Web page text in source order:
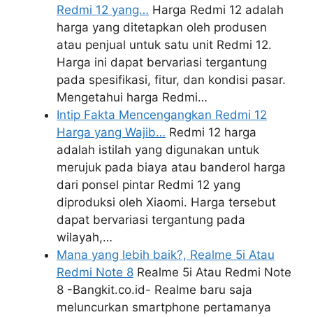
Redmi 12 yang… Harga Redmi 12 adalah
harga yang ditetapkan oleh produsen
atau penjual untuk satu unit Redmi 12.
Harga ini dapat bervariasi tergantung
pada spesifikasi, fitur, dan kondisi pasar.
Mengetahui harga Redmi…
Intip Fakta Mencengangkan Redmi 12
Harga yang Wajib… Redmi 12 harga
adalah istilah yang digunakan untuk
merujuk pada biaya atau banderol harga
dari ponsel pintar Redmi 12 yang
diproduksi oleh Xiaomi. Harga tersebut
dapat bervariasi tergantung pada
wilayah,…
Mana yang lebih baik?, Realme 5i Atau
Redmi Note 8 Realme 5i Atau Redmi Note
8 -Bangkit.co.id- Realme baru saja
meluncurkan smartphone pertamanya